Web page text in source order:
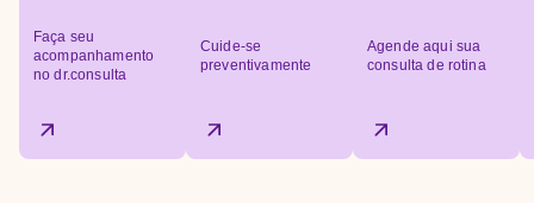
Faça seu
acompanhamento
no dr.consulta
Cuide-se
preventivamente
Agende aqui sua
consulta de rotina